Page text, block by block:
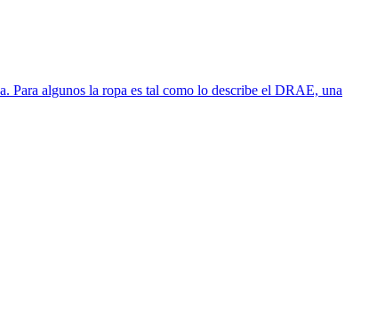
Para algunos la ropa es tal como lo describe el DRAE, una